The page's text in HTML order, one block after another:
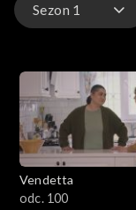
Sezon 1
Sezon 2
Sezon 1
Vendetta
odc. 100